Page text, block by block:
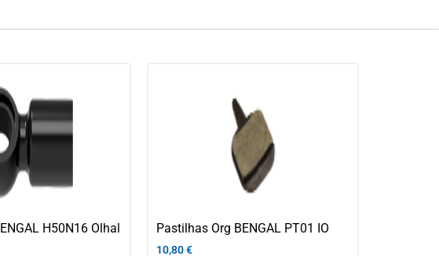
H50N16 Olhal
Pastilhas Org BENGAL PT01 IO
10,80€